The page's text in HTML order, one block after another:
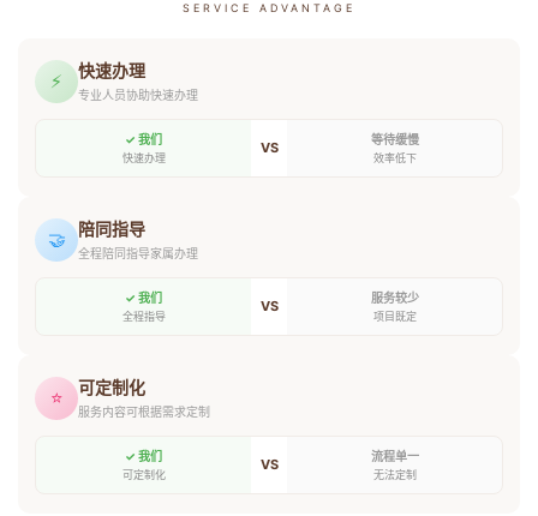
SERVICE ADVANTAGE
⚡ 快速办理
专业人员协助快速办理
✓ 我们
快速办理
VS 等待缓慢
效率低下
🤝 陪同指导
全程陪同指导家属办理
✓ 我们
全程指导
VS 服务较少
项目既定
⭐ 可定制化
服务内容可根据需求定制
✓ 我们
可定制化
VS 流程单一
无法定制